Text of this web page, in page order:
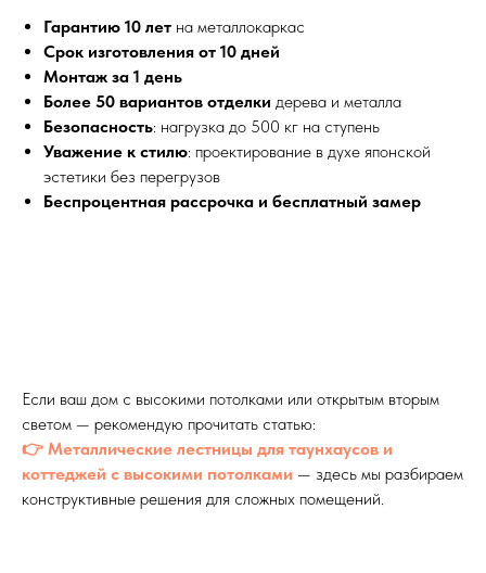
Гарантию 10 лет на металлокаркас
Срок изготовления от 10 дней
Монтаж за 1 день
Более 50 вариантов отделки дерева и металла
Безопасность: нагрузка до 500 кг на ступень
Уважение к стилю: проектирование в духе японской
эстетики без перегрузов
Беспроцентная рассрочка и бесплатный замер
Если ваш дом с высокими потолками или открытым вторым
светом — рекомендую прочитать статью:
👉 Металлические лестницы для таунхаусов и
коттеджей с высокими потолками — здесь мы разбираем
конструктивные решения для сложных помещений.